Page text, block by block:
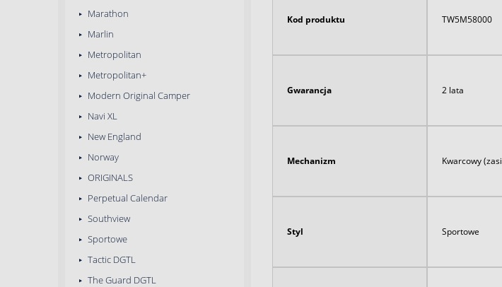
Marathon
Marlin
Metropolitan
Metropolitan+
Modern Original Camper
Navi XL
New England
Norway
ORIGINALS
Perpetual Calendar
Southview
Sportowe
Tactic DGTL
The Guard DGTL
Kod produktu TW5M58000
Gwarancja 2 lata
Mechanizm Kwarcowy
Styl Sportowe